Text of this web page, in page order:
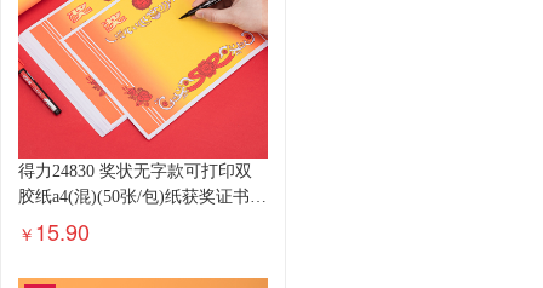
得力24830 奖状无字款可打印双
胶纸a4(混)(50张/包)纸获奖证书
中小学生表扬表彰奖状教师通
￥ 15.90